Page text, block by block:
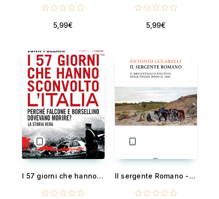
5,99€ 5,99€
I 57 giorni che hanno sconvolto l'Italia Il sergente Romano - Il brigantaggio politico delle Puglie dopo il 1860